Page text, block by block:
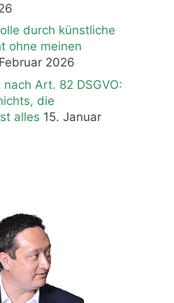
durch künstliche
ohne meinen
2026
Art. 82 DSGVO:
die
alles 15. Januar